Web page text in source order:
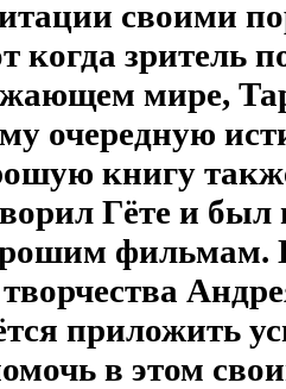
своими
когда зритель
мире,
очередную
книгу
Гёте и
фильмам.
приложить
в этом